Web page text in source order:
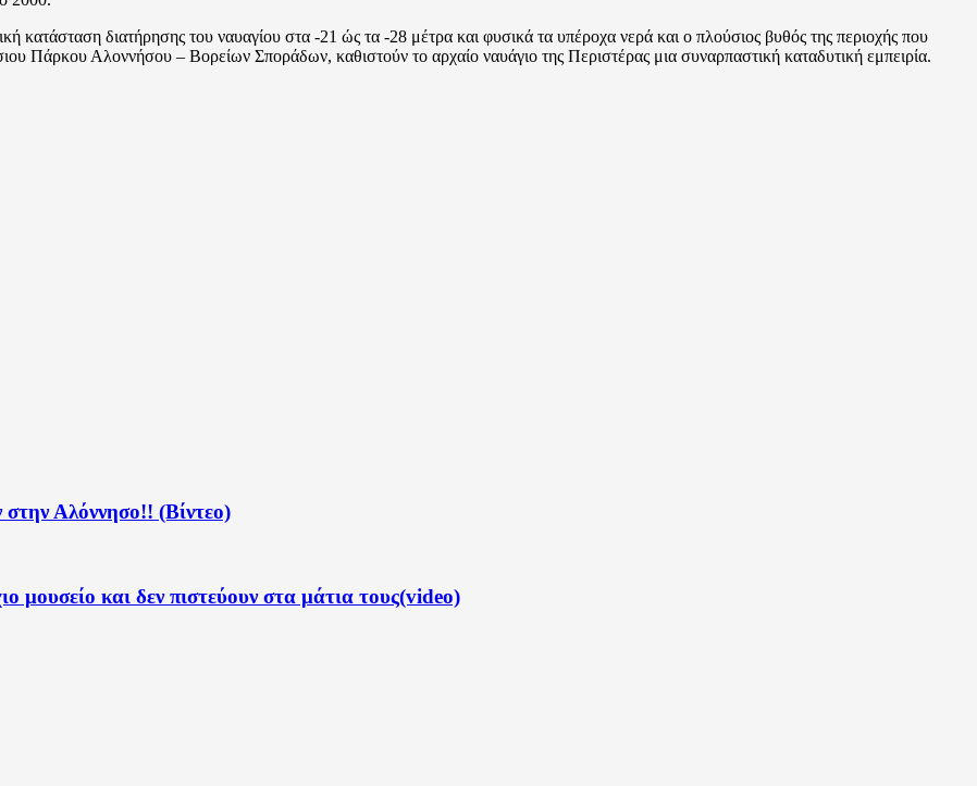
κατάσταση διατήρησης του ναυαγίου στα -21 ώς τα -28 μέτρα και φυσικά τα υπέροχα νερά και ο πλούσιος βυθός της περιοχής που
Πάρκου Αλοννήσου – Βορείων Σποράδων, καθιστούν το αρχαίο ναυάγιο της Περιστέρας μια συναρπαστική καταδυτική εμπειρία.
Αλόννησο!! (Βίντεο)
μουσείο και δεν πιστεύουν στα μάτια τους(video)